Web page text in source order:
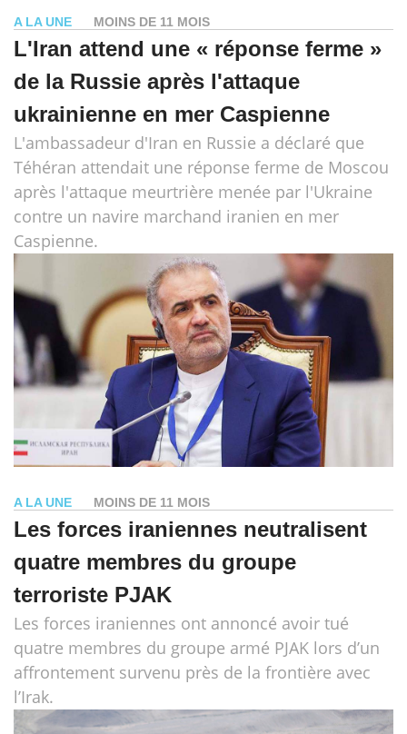
A LA UNE MOINS DE 11 MOIS
L'Iran attend une « réponse ferme »
de la Russie après l'attaque
ukrainienne en mer Caspienne
L'ambassadeur d'Iran en Russie a déclaré que
Téhéran attendait une réponse ferme de Moscou
après l'attaque meurtrière menée par l'Ukraine
contre un navire marchand iranien en mer
Caspienne.
A LA UNE MOINS DE 11 MOIS
Les forces iraniennes neutralisent
quatre membres du groupe
terroriste PJAK
Les forces iraniennes ont annoncé avoir tué
quatre membres du groupe armé PJAK lors d’un
affrontement survenu près de la frontière avec
l’Irak.